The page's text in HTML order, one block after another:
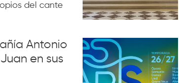
del cante
Antonio
en sus